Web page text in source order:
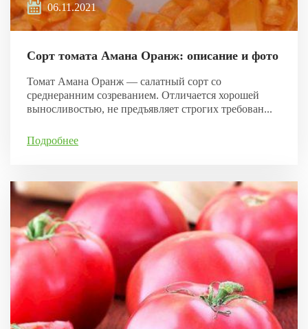
06.11.2021
Сорт томата Амана Оранж: описание и фото
Томат Амана Оранж — салатный сорт со
среднеранним созреванием. Отличается хорошей
выносливостью, не предъявляет строгих требован...
Подробнее